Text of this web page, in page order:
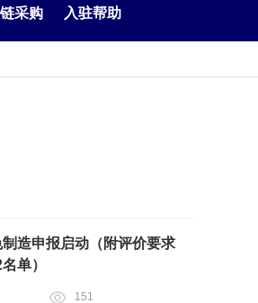
采购 入驻帮助
造申报启动（附评价要求
单）
151